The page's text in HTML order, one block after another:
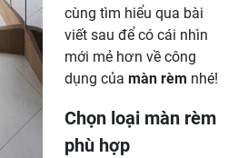
cùng tìm hiểu qua bài
viết sau để có cái nhìn
mới mẻ hơn về công
dụng củamàn rèm nhé!
Chọn loại màn rèm
phù hợp